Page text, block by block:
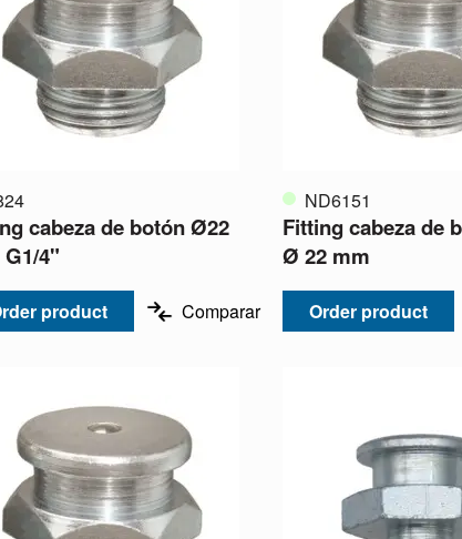
cabeza de botón Ø22
4"
product Comparar
ND6151
Fitting cabeza de
Ø 22 mm
Order product